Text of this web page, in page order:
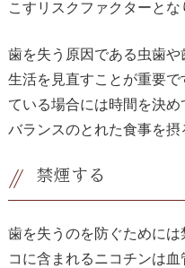
こすリスクファクターとな
歯を失う原因である虫歯
生活を見直すことが重要
ている場合には時間を決
バランスのとれた食事を摂
禁煙する
歯を失うのを防ぐために
コに含まれるニコチンは